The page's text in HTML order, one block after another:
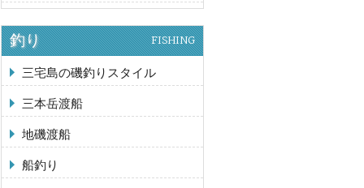
釣り FISHING
三宅島の磯釣りスタイル
三本岳渡船
地磯渡船
船釣り